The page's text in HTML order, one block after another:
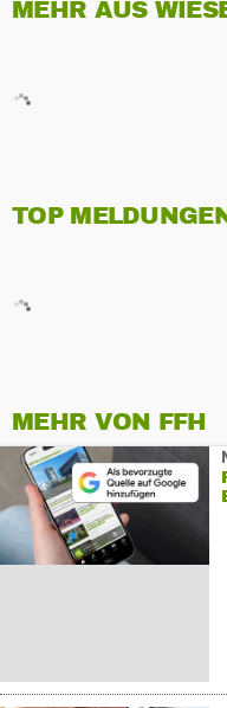
MEHR AUS
TOP
MEHR VON FFH